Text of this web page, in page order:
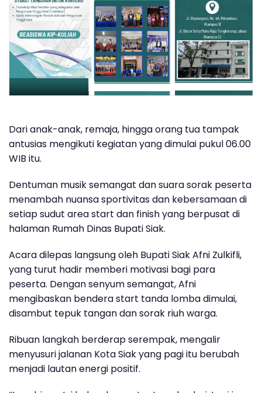
Dari anak-anak, remaja, hingga orang tua tampak
antusias mengikuti kegiatan yang dimulai pukul 06.00
WIB itu.
Dentuman musik semangat dan suara sorak peserta
menambah nuansa sportivitas dan kebersamaan di
setiap sudut areastart dan finishyang berpusat di
halaman Rumah Dinas Bupati Siak.
Acara dilepas langsung oleh Bupati Siak Afni Zulkifli,
yang turut hadir memberi motivasi bagi para
peserta. Dengan senyum semangat, Afni
mengibaskan bendera start tanda lomba dimulai,
disambut tepuk tangan dan sorak riuh warga.
Ribuan langkah berderap serempak, mengalir
menyusuri jalanan Kota Siak yang pagi itu berubah
menjadi lautan energi positif.